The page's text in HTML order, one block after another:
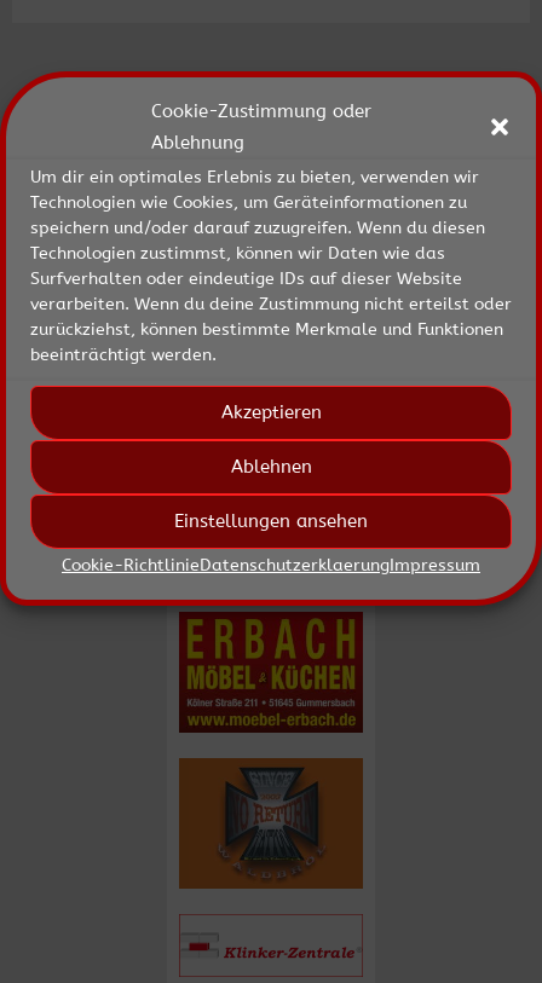
Cookie-Zustimmung oder
Ablehnung
Um dir ein optimales Erlebnis zu bieten, verwenden wir
Technologien wie Cookies, um Geräteinformationen zu
speichern und/oder darauf zuzugreifen. Wenn du diesen
Technologien zustimmst, können wir Daten wie das
Surfverhalten oder eindeutige IDs auf dieser Website
verarbeiten. Wenn du deine Zustimmung nicht erteilst oder
zurückziehst, können bestimmte Merkmale und Funktionen
beeinträchtigt werden.
Akzeptieren
Ablehnen
Einstellungen ansehen
Cookie-RichtlinieDatenschutzerklaerungImpressum
Besuchen Sie bitte auch: